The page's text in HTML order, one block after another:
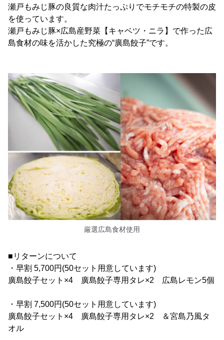
瀬戸もみじ豚の良質な肉汁たっぷりでモチモチの特製の皮
を使っています。
瀬戸もみじ豚×広島産野菜【キャベツ・ニラ】で作った広
島食材の味を活かした究極の“廣島餃子”です。
厳選広島食材使用
■リターンについて
・早割 5,700円(50セット用意しています)
廣島餃子セット×4 廣島餃子専用タレ×2 広島レモン5個
・早割 7,500円(50セット用意しています)
廣島餃子セット×4 廣島餃子専用タレ×2 ＆宮島乃風タ
オル